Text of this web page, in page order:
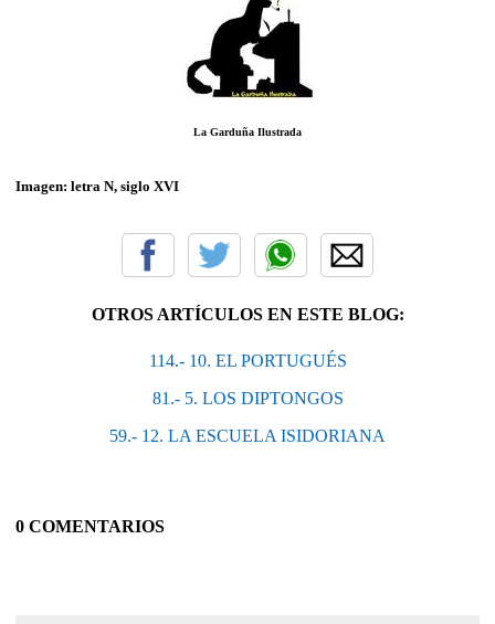
La Garduña Ilustrada
Imagen: letra N, siglo XVI
OTROS ARTÍCULOS EN ESTE BLOG:
114.- 10. EL PORTUGUÉS
81.- 5. LOS DIPTONGOS
59.- 12. LA ESCUELA ISIDORIANA
0 COMENTARIOS